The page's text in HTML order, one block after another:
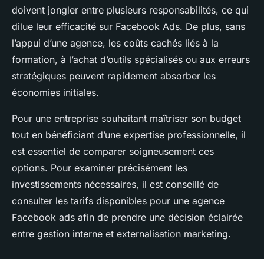
doivent jongler entre plusieurs responsabilités, ce qui
dilue leur efficacité sur Facebook Ads. De plus, sans
l’appui d’une agence, les coûts cachés liés à la
formation, à l’achat d’outils spécialisés ou aux erreurs
stratégiques peuvent rapidement absorber les
économies initiales.
Pour une entreprise souhaitant maîtriser son budget
tout en bénéficiant d’une expertise professionnelle, il
est essentiel de comparer soigneusement ces
options. Pour examiner précisément les
investissements nécessaires, il est conseillé de
consulter les tarifs disponibles pour une agence
Facebook ads afin de prendre une décision éclairée
entre gestion interne et externalisation marketing.